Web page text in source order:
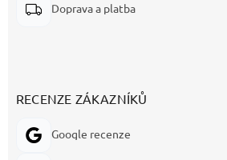
Doprava a platba
RECENZE ZÁKAZNÍKŮ
Google recenze